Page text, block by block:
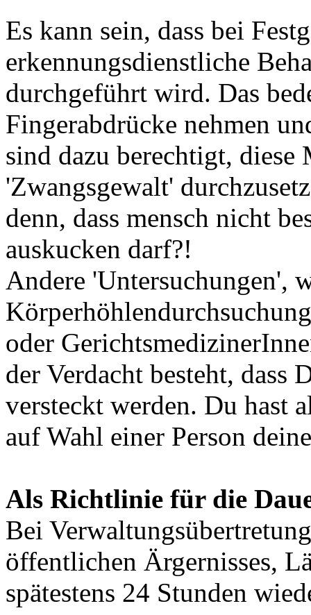
Es kann sein, dass bei
erkennungsdienstliche
durchgeführt wird. Das
Fingerabdrücke nehmen
sind dazu berechtigt, diese
'Zwangsgewalt'
denn, dass mensch nicht
auskucken darf?!
Andere 'Untersuchungen',
oder
der Verdacht besteht,
versteckt werden. Du hast
auf Wahl einer Person
Als Richtlinie für die
Bei
öffentlichen Ärgernisses,
spätestens 24 Stunden